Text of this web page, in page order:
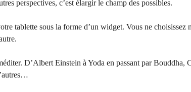
perspectives, c’est élargir le champ des possibles.
tablette sous la forme d’un widget. Vous ne choisissez
D’Albert Einstein à Yoda en passant par Bouddha,